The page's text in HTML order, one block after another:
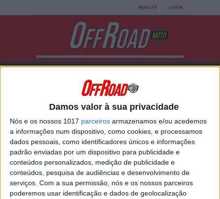
Damos valor à sua privacidade
Nós e os nossos 1017 parceiros armazenamos e/ou acedemos
a informações num dispositivo, como cookies, e processamos
dados pessoais, como identificadores únicos e informações
padrão enviadas por um dispositivo para publicidade e
conteúdos personalizados, medição de publicidade e
conteúdos, pesquisa de audiências e desenvolvimento de
serviços. Com a sua permissão, nós e os nossos parceiros
poderemos usar identificação e dados de geolocalização
REGISTO LOGIN
All posts tagged
"Trailmax Meridian"
NOVO PRÉMIO PARA O DUNLOP
TRAILMAX MERIDIAN